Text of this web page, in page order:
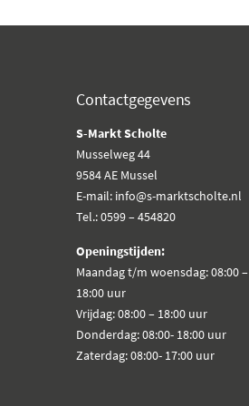
Contactgegevens
S-Markt Scholte
Musselweg 44
9584 AE Mussel
E-mail: info@s-marktscholte.nl
Tel.: 0599 – 454820
Openingstijden:
Maandag t/m woensdag: 08:00 –
18:00 uur
Vrijdag: 08:00 – 18:00 uur
Donderdag: 08:00- 18:00 uur
Zaterdag: 08:00- 17:00 uur